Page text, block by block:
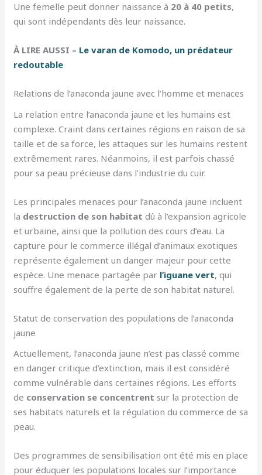
Une femelle peut donner naissance à 20 à 40 petits,
qui sont indépendants dès leur naissance.
À LIRE AUSSI – Le varan de Komodo, un prédateur
redoutable
Relations de l’anaconda jaune avec l’homme et menaces
La relation entre l’anaconda jaune et les humains est
complexe. Craint dans certaines régions en raison de sa
taille et de sa force, les attaques sur les humains restent
extrêmement rares. Néanmoins, il est parfois chassé
pour sa peau précieuse dans l’industrie du cuir.
Les principales menaces pour l’anaconda jaune incluent
la destruction de son habitat dû à l’expansion agricole
et urbaine, ainsi que la pollution des cours d’eau. La
capture pour le commerce illégal d’animaux exotiques
représente également un danger majeur pour cette
espèce. Une menace partagée par l’iguane vert, qui
souffre également de la perte de son habitat naturel.
Statut de conservation des populations de l’anaconda
jaune
Actuellement, l’anaconda jaune n’est pas classé comme
en danger critique d’extinction, mais il est considéré
comme vulnérable dans certaines régions. Les efforts
de conservation se concentrent sur la protection de
ses habitats naturels et la régulation du commerce de sa
peau.
Des programmes de sensibilisation ont été mis en place
pour éduquer les populations locales sur l’importance